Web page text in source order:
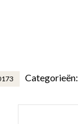
Categorieën: